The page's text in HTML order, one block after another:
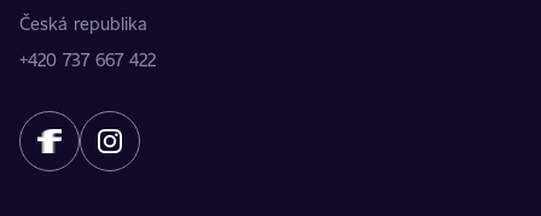
Česká republika
+420 737 667 422